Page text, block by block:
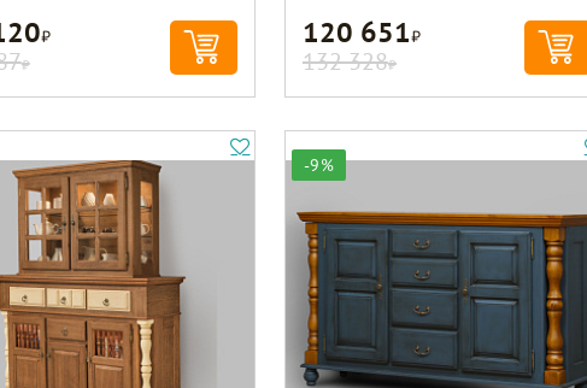
Р
Р
120 651Р
132 328Р
-9%